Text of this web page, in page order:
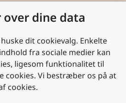
dine data
dit cookievalg. Enkelte
fra sociale medier kan
ligesom funktionalitet til
cookies. Vi bestræber os på at
cookies.